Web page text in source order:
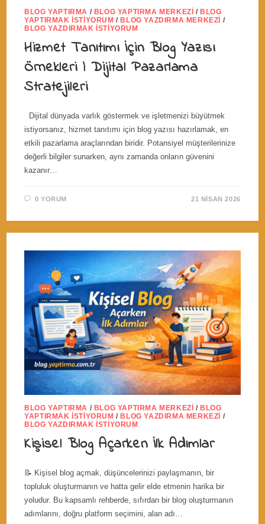
BLOG YAPTIRMA / BLOG YAPTIRMA MERKEZI / BLOG
YAPTIRMAK İSTIYORUM / BLOG YAZDIRMA MERKEZI /
BLOG YAZDIRMAK İSTIYORUM
Hizmet Tanıtımı İçin Blog Yazısı
Örnekleri | Dijital Pazarlama
Stratejileri
Dijital dünyada varlık göstermek ve işletmenizi büyütmek
istiyorsanız, hizmet tanıtımı için blog yazısı hazırlamak, en
etkili pazarlama araçlarından biridir. Potansiyel müşterilerinize
değerli bilgiler sunarken, aynı zamanda onların güvenini
kazanır…
0 YORUM 21 NISAN 2026
BLOG YAPTIRMA / BLOG YAPTIRMA MERKEZI /BLOG
YAPTIRMAK İSTIYORUM /BLOG YAZDIRMA MERKEZI /
BLOG YAZDIRMAK İSTIYORUM
Kişisel Blog Açarken İlk Adımlar
📝 Kişisel blog açmak, düşüncelerinizi paylaşmanın, bir
topluluk oluşturmanın ve hatta gelir elde etmenin harika bir
yoludur. Bu kapsamlı rehberde, sıfırdan bir blog oluşturmanın
adımlarını, doğru platform seçimini, alan adı…